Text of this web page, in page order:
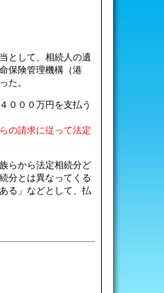
として、相続人の遺
保険管理機構（港
た。
０００万円を支払う
の請求に従って法定
らから法定相続分ど
分とは異なってくる
る」などとして、払